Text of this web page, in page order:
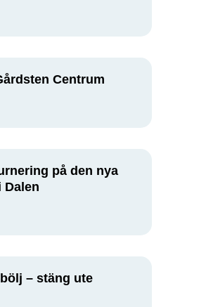
Centrum
på den nya
Dalen
– stäng ute